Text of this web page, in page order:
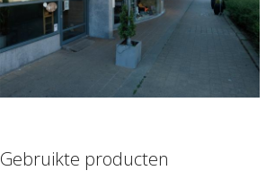
Gebruikte producten